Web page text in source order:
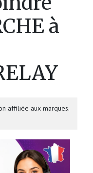
à
affiliée aux marques.